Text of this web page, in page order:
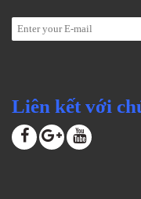
Liên kết với